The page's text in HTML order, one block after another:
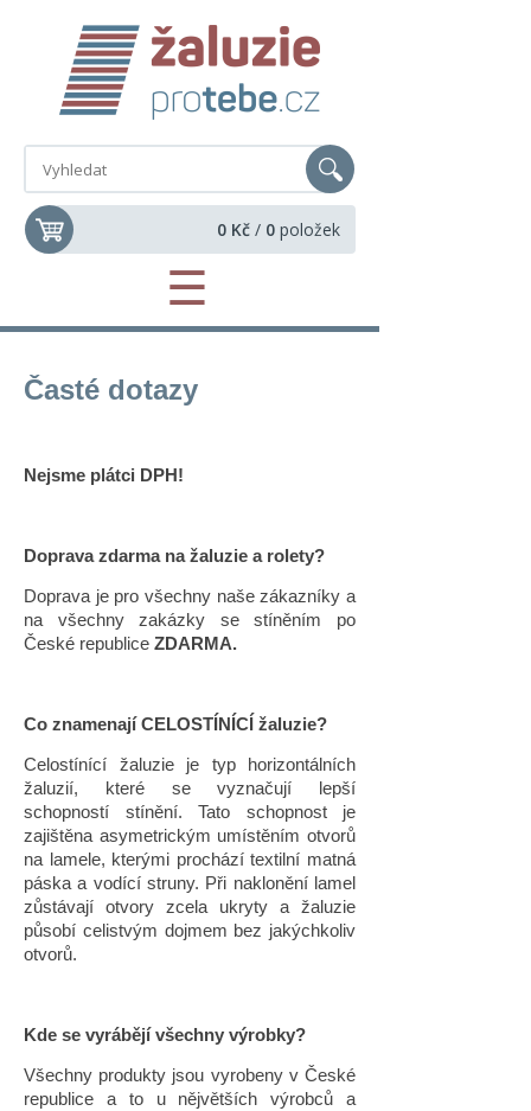
0 Kč / 0 položek
☰
Časté dotazy
Nejsme plátci DPH!
Doprava zdarma na žaluzie a rolety?
Doprava je pro všechny naše zákazníky a
na všechny zakázky se stíněním po
České republice ZDARMA.
Co znamenají CELOSTÍNÍCÍ žaluzie?
Celostínící žaluzie je typ horizontálních
žaluzií, které se vyznačují lepší
schopností stínění. Tato schopnost je
zajištěna asymetrickým umístěním otvorů
na lamele, kterými prochází textilní matná
páska a vodící struny. Při naklonění lamel
zůstávají otvory zcela ukryty a žaluzie
působí celistvým dojmem bez jakýchkoliv
otvorů.
Kde se vyrábějí všechny výrobky?
Všechny produkty jsou vyrobeny v České
republice a to u nějvětších výrobců a